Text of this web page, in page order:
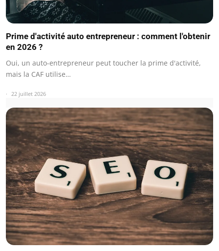
Prime d'activité auto entrepreneur : comment l'obtenir
en 2026 ?
Oui, un auto-entrepreneur peut toucher la prime d'activité,
mais la CAF utilise…
22 juillet 2026